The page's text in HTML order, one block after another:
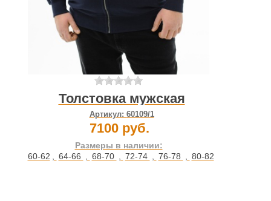
Толстовка мужская
Артикул: 60109/1
7100 руб.
Размеры в наличии:
60-62 , 64-66 , 68-70 , 72-74 , 76-78 , 80-82